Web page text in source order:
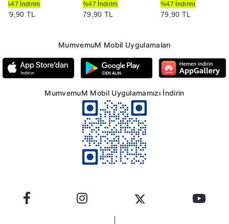
%47 İndirim
79,90 TL
%47 İndirim
79,90 TL
%47 İndirim
79,90 TL
MumvemuM Mobil Uygulamaları
MumvemuM Mobil Uygulamamızı İndirin